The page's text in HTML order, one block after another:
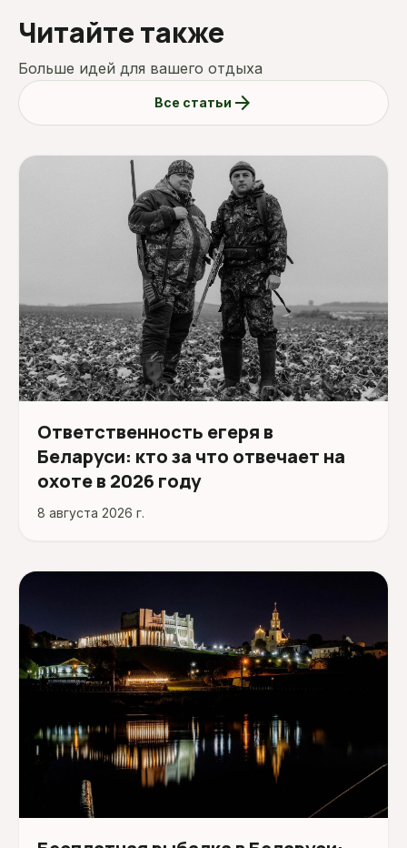
Читайте также
Больше идей для вашего отдыха
Все статьи arrow_forward
Ответственность егеря в
Беларуси: кто за что отвечает на
охоте в 2026 году
8 августа 2026 г.